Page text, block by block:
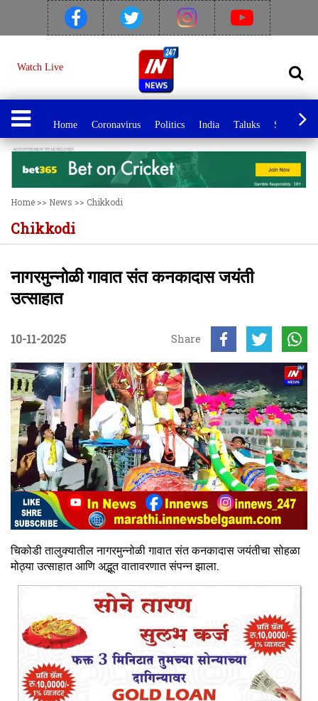
Watch Live
Home Coronavirus Politics India Taluks Sport
Home >> News >> Chikkodi
Chikkodi
नागरमुन्नोळी गावात संत कनकादास जयंती
उत्साहात
10-11-2025 Share
चिकोडी तालुक्यातील नागरमुन्नोळी गावात संत कनकादास जयंतीचा सोहळा
मोठ्या उत्साहात आणि अद्भूत वातावरणात संपन्न झाला.